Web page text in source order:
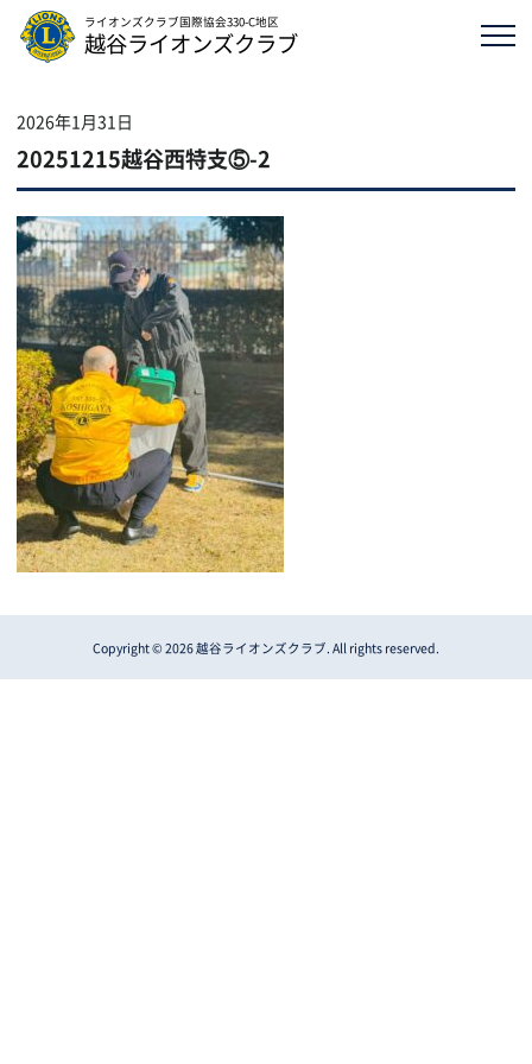
ライオンズクラブ国際協会330-C地区
越谷ライオンズクラブ
2026年1月31日
20251215越谷西特支⑤-2
Copyright © 2026 越谷ライオンズクラブ. All rights reserved.